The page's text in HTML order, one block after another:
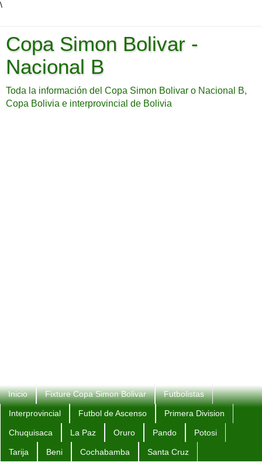
\
Copa Simon Bolivar -
Nacional B
Toda la información del Copa Simon Bolivar o Nacional B,
Copa Bolivia e interprovincial de Bolivia
Inicio Fixture Copa Simon Bolivar Futbolistas
Interprovincial Futbol de Ascenso Primera Division
Chuquisaca La Paz Oruro Pando Potosi
Tarija Beni Cochabamba Santa Cruz